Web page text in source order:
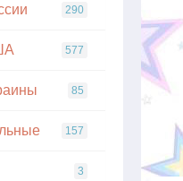
290
577
85
157
3